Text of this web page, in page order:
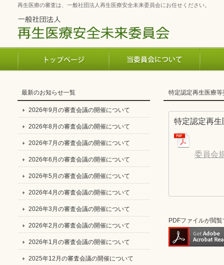
再生医療の審査は、一般社団法人再生医療安全未来委員会にお任せください。
特定認定再生医療等
特定認定再
委員会
PDFファイルが閲
最新のお知らせ一覧
2026年9月の審査会議の開催について
2026年8月の審査会議の開催について
2026年7月の審査会議の開催について
2026年6月の審査会議の開催について
2026年5月の審査会議の開催について
2026年4月の審査会議の開催について
2026年3月の審査会議の開催について
2026年2月の審査会議の開催について
2026年1月の審査会議の開催について
2025年12月の審査会議の開催について